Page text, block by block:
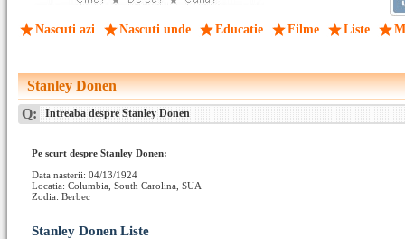
Nascuti azi Nascuti unde Educatie Filme Liste
Stanley Donen
Q: Intreaba despre Stanley Donen
Pe scurt despre Stanley Donen:
Data nasterii: 04/13/1924
Locatia: Columbia, South Carolina, SUA
Zodia: Berbec
Stanley Donen Liste